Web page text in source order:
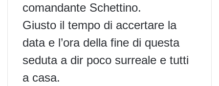
comandante Schettino.
Giusto il tempo di accertare la
data e l’ora della fine di questa
seduta a dir poco surreale e tutti
a casa.